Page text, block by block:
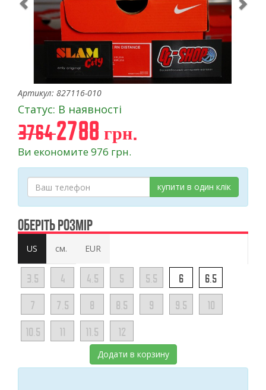
Артикул: 827116-010
Статус: В наявності
37642788 грн.
Ви економите 976 грн.
купити в один клік
ОБЕРІТЬ РОЗМІР
US см. EUR
3.5 4 4.5 5 5.5 6 6.5
7 7.5 8 8.5 9 9.5 10
10.5 11 11.5 12
Додати в корзину